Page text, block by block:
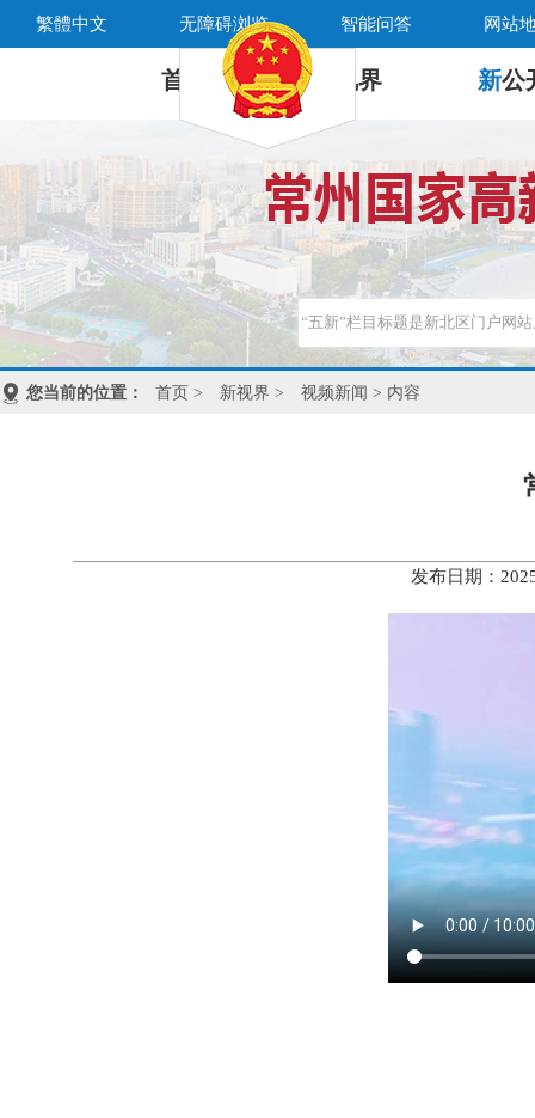
繁體中文 无障碍浏览 智能问答 网站
首 页 新 视界 新公
您当前的位置： 首页 > 新视界 > 视频新闻 > 内容
发布日期：